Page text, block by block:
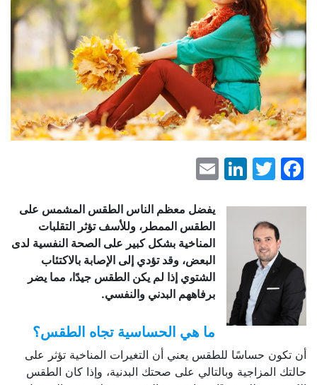
Facebook
Twitter
LinkedIn
يفضل معظم الناس الطقس المشمس على
الطقس الممطر، وللأسف تؤثر التقلبات
المناخية بشكل كبير على الصحة النفسية لدى
البعض، وقد تؤدي إلى الإصابة بالاكتئاب
الشتوي إذا لم يكن الطقس جيدًا، مما يضر
برفاههم البدني والنفسي.
ما هي الحساسية تجاه الطقس؟
أن تكون حساسًا للطقس يعني أن التغيرات المناخية تؤثر على
حالتك المزاجية وبالتالي على صحتك البدنية، وإذا كان الطقس